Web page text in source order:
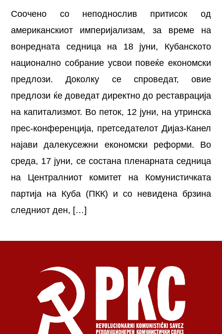
Соочено со неподнослив притисок од
американскиот империјализам, за време на
вонредната седница на 18 јуни, Кубанското
национално собрание усвои повеќе економски
предлози. Доколку се спроведат, овие
предлози ќе доведат директно до реставрација
на капитализмот. Во петок, 12 јуни, на утринска
прес-конференција, претседателот Дијаз-Канел
најави далекусежни економски реформи. Во
среда, 17 јуни, се состана пленарната седница
на Централниот комитет на Комунистичката
партија на Куба (ПКК) и со невидена брзина
следниот ден, […]